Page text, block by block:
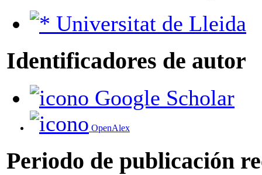
Universitat de Lleida
Identificadores de autor
Google Scholar
OpenAlex
Periodo de publicación